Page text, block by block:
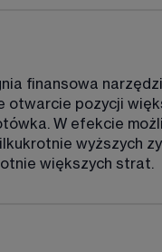
finansowa
otwarcie pozycji
W efekcie
wyższych
większych strat.